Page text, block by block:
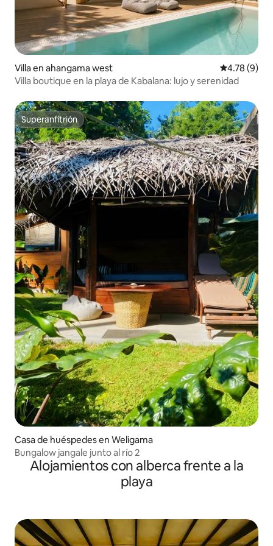
Villa en ahangama west Calificación
4.78 (9)
Villa boutique en la playa de Kabalana: lujo y serenidad
Superanfitrión
Superanfitrión
Casa de huéspedes en Weligama
Bungalow jangale junto al río 2
Alojamientos con alberca frente a la
playa